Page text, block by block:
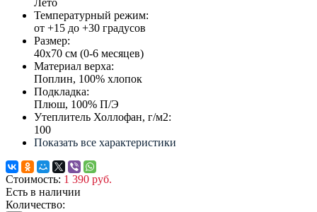
Лето
Температурный режим:
от +15 до +30 градусов
Размер:
40х70 см (0-6 месяцев)
Материал верха:
Поплин, 100% хлопок
Подкладка:
Плюш, 100% П/Э
Утеплитель Холлофан, г/м2:
100
Показать все характеристики
Стоимость: 1 390 руб.
Есть в наличии
Количество: